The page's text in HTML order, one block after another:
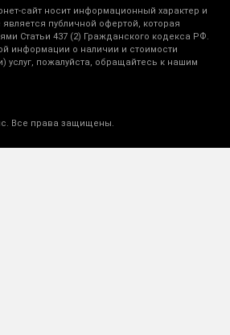
сайт носит информационный характер и
является публичной офертой, которая
Статьи 437 (2) Гражданского кодекса РФ.
информации о наличии и стоимости
услуг, пожалуйста, обращайтесь к нашим
Все права защищены.